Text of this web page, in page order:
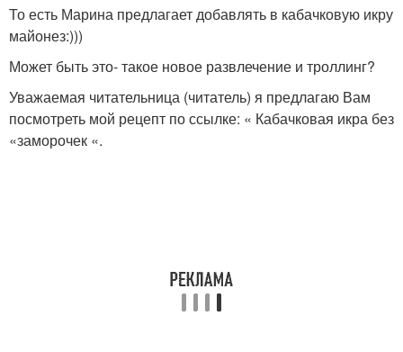
То есть Марина предлагает добавлять в кабачковую икру
майонез:)))
Может быть это- такое новое развлечение и троллинг?
Уважаемая читательница (читатель) я предлагаю Вам
посмотреть мой рецепт по ссылке: « Кабачковая икра без
«заморочек «.